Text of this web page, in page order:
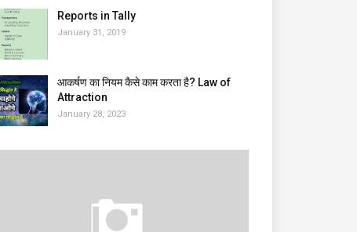
Reports in Tally
January 31, 2019
आकर्षण का नियम कैसे काम करता है? Law of
Attraction
January 28, 2023